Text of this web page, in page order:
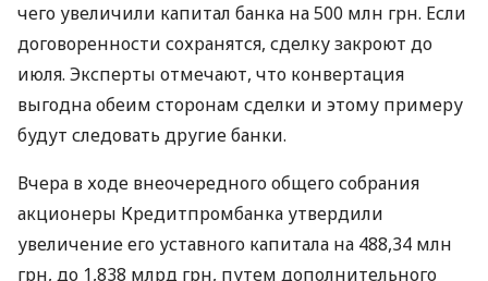
чего увеличили капитал банка на 500 млн грн. Если
договоренности сохранятся, сделку закроют до
июля. Эксперты отмечают, что конвертация
выгодна обеим сторонам сделки и этому примеру
будут следовать другие банки.
Вчера в ходе внеочередного общего собрания
акционеры Кредитпромбанка утвердили
увеличение его уставного капитала на 488,34 млн
грн, до 1,838 млрд грн, путем дополнительного